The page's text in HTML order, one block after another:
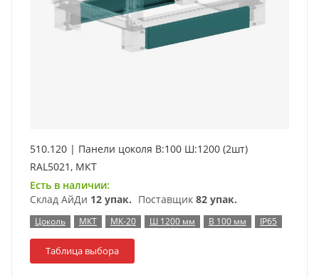
510.120 | Панели цоколя В:100 Ш:1200 (2шт)
RAL5021, МКТ
Есть в наличии:
Склад АйДи 12 упак. Поставщик 82 упак.
Цоколь МКТ МК-20 Ш 1200 мм В 100 мм IP65
Таблица выбора